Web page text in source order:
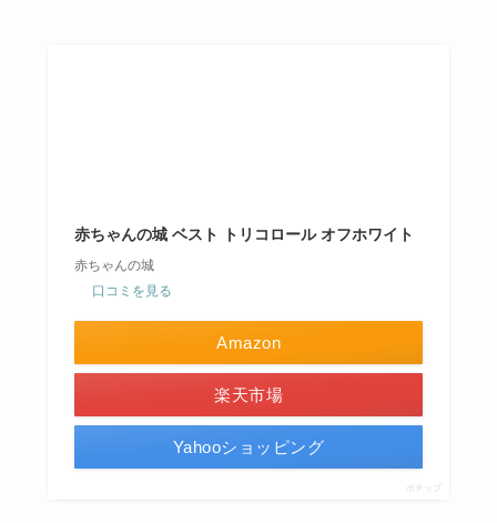
赤ちゃんの城 ベスト トリコロール オフホワイト
赤ちゃんの城
口コミを見る
Amazon
楽天市場
Yahooショッピング
ポチップ